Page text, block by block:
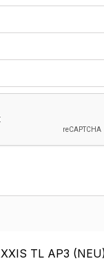
TL AP3